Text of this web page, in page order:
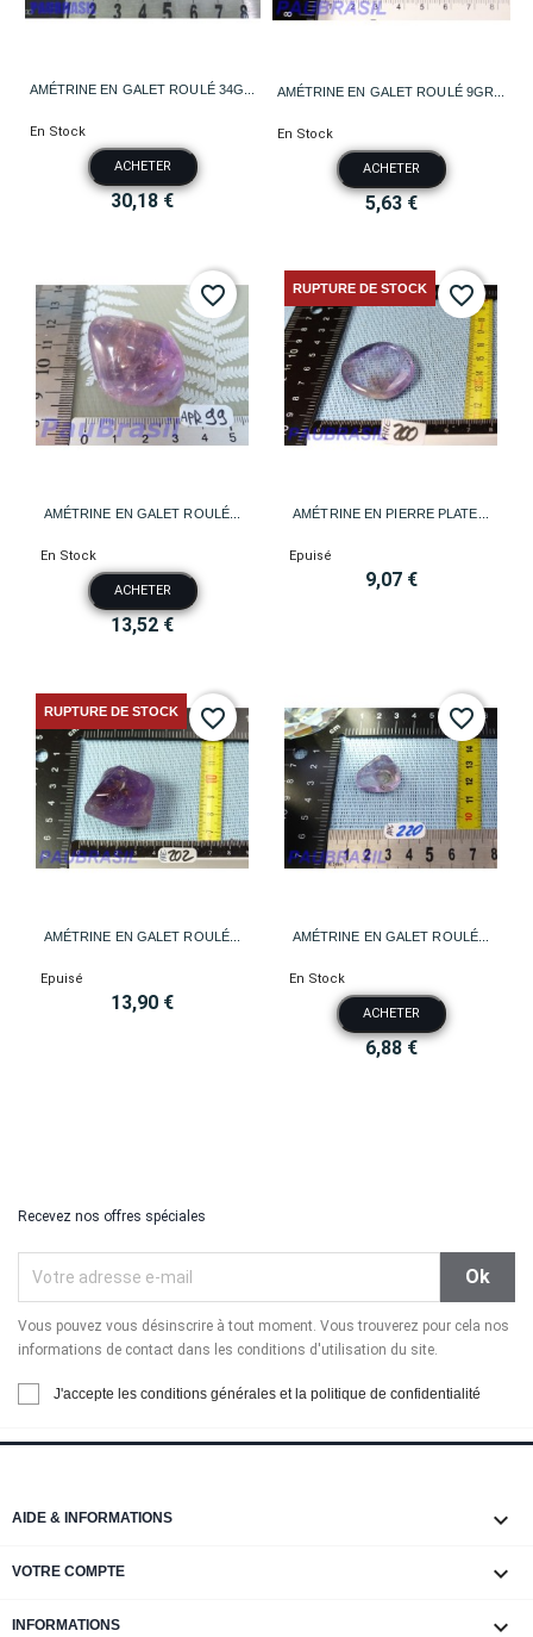
AMÉTRINE EN GALET ROULÉ 34G...
En Stock
ACHETER
30,18 €
AMÉTRINE EN GALET ROULÉ 9GR...
En Stock
ACHETER
5,63 €
AMÉTRINE EN GALET ROULÉ...
En Stock
ACHETER
13,52 €
favorite_border
AMÉTRINE EN PIERRE PLATE...
Epuisé
9,07 €
RUPTURE DE STOCK favorite_border
AMÉTRINE EN GALET ROULÉ...
Epuisé
13,90 €
RUPTURE DE STOCK favorite_border
AMÉTRINE EN GALET ROULÉ...
En Stock
ACHETER
6,88 €
favorite_border
Recevez nos offres spéciales
Vous pouvez vous désinscrire à tout moment. Vous trouverez pour cela nos
informations de contact dans les conditions d'utilisation du site.
J'accepte les conditions générales et la politique de confidentialité
AIDE & INFORMATIONS 
VOTRE COMPTE 
INFORMATIONS keyboard_arrow_down